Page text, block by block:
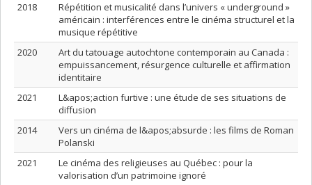
2018
Répétition et musicalité dans l’univers « underground »
américain : interférences entre le cinéma structurel et la
musique répétitive
2020
Art du tatouage autochtone contemporain au Canada :
empuissancement, résurgence culturelle et affirmation
identitaire
2021
L&apos;action furtive : une étude de ses situations de
diffusion
2014
Vers un cinéma de l&apos;absurde : les films de Roman
Polanski
2021
Le cinéma des religieuses au Québec : pour la
valorisation d’un patrimoine ignoré